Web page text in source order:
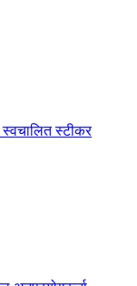
स्टीकर